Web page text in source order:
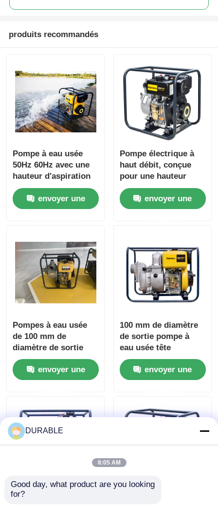
produits recommandés
Pompe à eau usée
50Hz 60Hz avec une
hauteur d'aspiration
maximale de 8 m et
une hauteur totale
nominale de 16 m,
envoyer une
Pompe électrique à
haut débit, conçue
pour une hauteur
manométrique totale
de 16 m, destinée à
améliorer la
fluides industriels.
envoyer une
Pompes à eau usée
de 100 mm de
diamètre de sortie
avec tête d'aspiration
maximale de 8 M et
boîtier moteur en
des eaux usées
envoyer une
100 mm de diamètre
de sortie pompe à
eau usée tête
nominale totale 16m
puissance nominale
pompe pour le
des eaux usées
envoyer une
Pompe à eau diesel
DURABLE
8:05 AM
Good day, what product are you looking
for?